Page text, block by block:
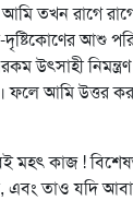
তখন রাগে
আশু
নিমন্ত্রণ
ফলে আমি উত্তর
মহৎ কাজ !
এবং তাও যদি